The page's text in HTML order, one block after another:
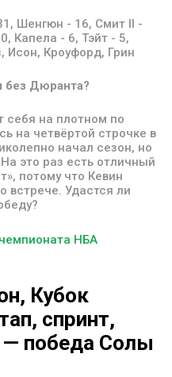
Шенгюн - 16, Смит II -
Капела - 6, Тэйт - 5,
Исон, Кроуфорд, Грин
без Дюранта?
себя на плотном по
на четвёртой строчке в
начал сезон, но
это раз есть отличный
потому что Кевин
встрече. Удастся ли
НБА
Кубок
спринт,
— победа Солы